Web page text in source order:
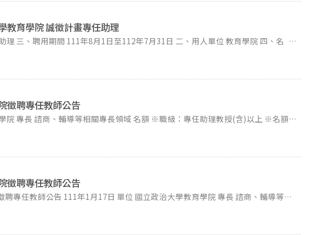
號 國立政治大學教育學系辦公室收」，郵寄或快遞資料務請於115年3月2日前送
學教育學院教師徵聘手冊↓
庶務行政，演講活動宣傳、讀本
，能以英文表達更好。 4. 其它交辦事項，如活動籌劃、聯絡溝
、焦點團體訪談、深度訪談、田野調查的參與和重要關係人的約訪與持續聯繫，籌
銷。 【徵求條件】 本計畫以教育部校長行政支持研究為
也要能團隊合作的能力與時刻學習的心態。 碩士畢業 教育相關領域系所
月薪資；1.5個月年終（年終依當年度到職月份比例折算）；可彈性上下班，周休
謝小姐。主旨請註明：「應徵計畫專案研究助理_求職者姓名」；經審核後通知
#66089，
教育學院 誠徵計畫專任助理
。 主動積極，認真負
類型實驗教育師資培訓、課程研發、學分認證事宜、教師增能研習、建立專家輔導
師資培訓等事項。 協辦實驗教育網站內容建置、年度教育創新
行計畫主持人、共同主持
證明、其他專業相關證照及工作資歷證明文件(服務證明或離職證明)等資料影本。
應徵教育學院計畫專任助理-(姓名)」)。 十一、收件截止日 意者請於
前，將資料Email至教育學院辦公室信箱： stone928@nccu.edu.tw，逾期歉難受
徵聘專任教師公告
附至少三門有授課經驗或可任教課程之教學大綱(含英語授課)。 大學教師證書
結、國際化經驗及跨領域專長之佐證資料。 ※以上各項應徵文件除檢附
徵聘專任教師公告
立政治大學教育學院 專長 諮商、輔導等相